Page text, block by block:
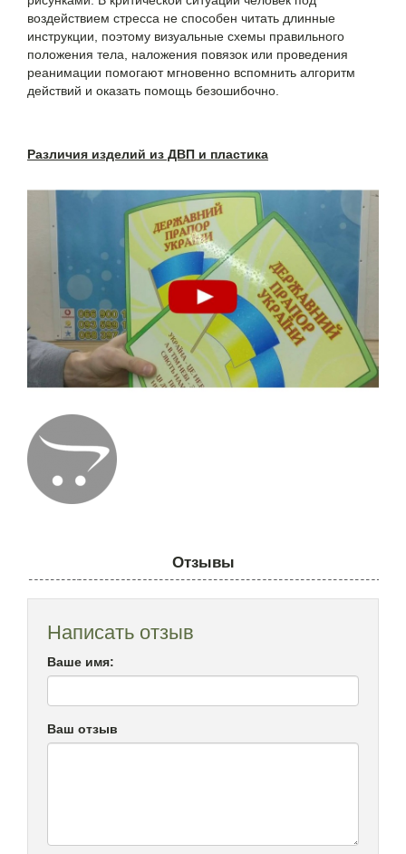
воздействием стресса не способен читать длинные
инструкции, поэтому визуальные схемы правильного
положения тела, наложения повязок или проведения
реанимации помогают мгновенно вспомнить алгоритм
действий и оказать помощь безошибочно.
Различия изделий из ДВП и пластика
Отзывы
Написать отзыв
Ваше имя:
Ваш отзыв